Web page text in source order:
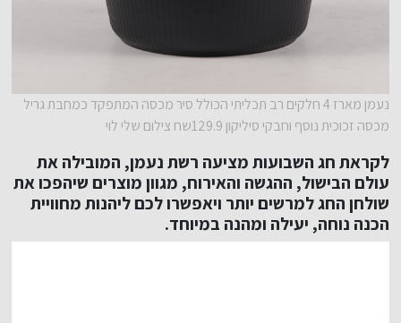
נעמן מארז 4 חלקים רב תכליתי הכולל סיר מכסה המתפקד כמחבת גריל
מכסה זכוכית נוסף וחבקי סיליקון 129.9שח צילום שלי לוי
לקראת חג השבועות מציעה רשתנעמן, המובילה את
עולם הבישול, ההגשה והאירוח, מגוון מוצרים שיהפכו את
שולחן החג למרשים יותר ויאפשרו לכם ליהנות מחוויית
הכנה נוחה, יעילה ומהנה במיוחד.